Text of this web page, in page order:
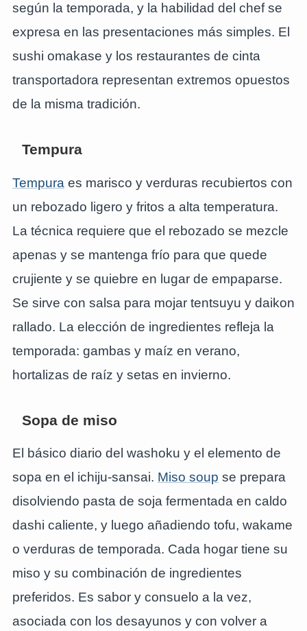
según la temporada, y la habilidad del chef se
expresa en las presentaciones más simples. El
sushi omakase y los restaurantes de cinta
transportadora representan extremos opuestos
de la misma tradición.
Tempura
Tempura es marisco y verduras recubiertos con
un rebozado ligero y fritos a alta temperatura.
La técnica requiere que el rebozado se mezcle
apenas y se mantenga frío para que quede
crujiente y se quiebre en lugar de empaparse.
Se sirve con salsa para mojar tentsuyu y daikon
rallado. La elección de ingredientes refleja la
temporada: gambas y maíz en verano,
hortalizas de raíz y setas en invierno.
Sopa de miso
El básico diario del washoku y el elemento de
sopa en el ichiju-sansai. Miso soup se prepara
disolviendo pasta de soja fermentada en caldo
dashi caliente, y luego añadiendo tofu, wakame
o verduras de temporada. Cada hogar tiene su
miso y su combinación de ingredientes
preferidos. Es sabor y consuelo a la vez,
asociada con los desayunos y con volver a